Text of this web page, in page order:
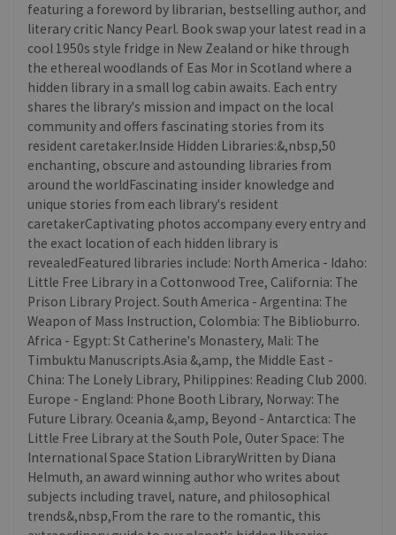
featuring a foreword by librarian, bestselling author, and
literary critic Nancy Pearl. Book swap your latest read in a
cool 1950s style fridge in New Zealand or hike through
the ethereal woodlands of Eas Mor in Scotland where a
hidden library in a small log cabin awaits. Each entry
shares the library's mission and impact on the local
community and offers fascinating stories from its
resident caretaker.Inside Hidden Libraries:&,nbsp,50
enchanting, obscure and astounding libraries from
around the worldFascinating insider knowledge and
unique stories from each library's resident
caretakerCaptivating photos accompany every entry and
the exact location of each hidden library is
revealedFeatured libraries include: North America - Idaho:
Little Free Library in a Cottonwood Tree, California: The
Prison Library Project. South America - Argentina: The
Weapon of Mass Instruction, Colombia: The Biblioburro.
Africa - Egypt: St Catherine's Monastery, Mali: The
Timbuktu Manuscripts.Asia &,amp, the Middle East -
China: The Lonely Library, Philippines: Reading Club 2000.
Europe - England: Phone Booth Library, Norway: The
Future Library. Oceania &,amp, Beyond - Antarctica: The
Little Free Library at the South Pole, Outer Space: The
International Space Station LibraryWritten by Diana
Helmuth, an award winning author who writes about
subjects including travel, nature, and philosophical
trends&,nbsp,From the rare to the romantic, this